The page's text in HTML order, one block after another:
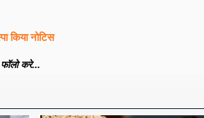
किया नोटिस
करे...